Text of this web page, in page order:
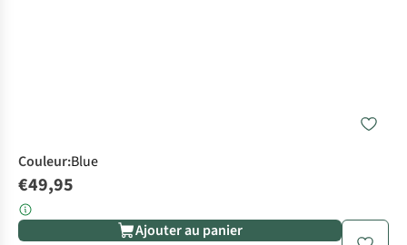
Couleur:Blue
€49,95
Ajouter au panier